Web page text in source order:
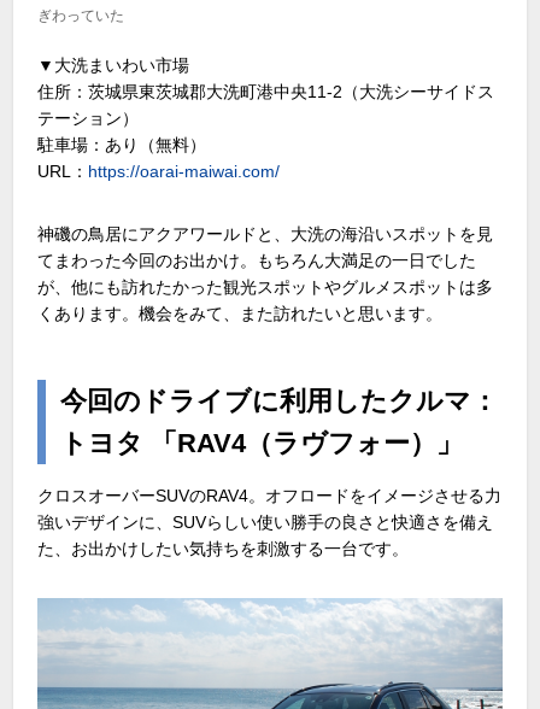
ぎわっていた
▼大洗まいわい市場
住所：茨城県東茨城郡大洗町港中央11-2（大洗シーサイドス
テーション）
駐車場：あり（無料）
URL： https://oarai-maiwai.com/
神磯の鳥居にアクアワールドと、大洗の海沿いスポットを見
てまわった今回のお出かけ。もちろん大満足の一日でした
が、他にも訪れたかった観光スポットやグルメスポットは多
くあります。機会をみて、また訪れたいと思います。
今回のドライブに利用したクルマ：
トヨタ 「RAV4（ラヴフォー）」
クロスオーバーSUVのRAV4。オフロードをイメージさせる力
強いデザインに、SUVらしい使い勝手の良さと快適さを備え
た、お出かけしたい気持ちを刺激する一台です。